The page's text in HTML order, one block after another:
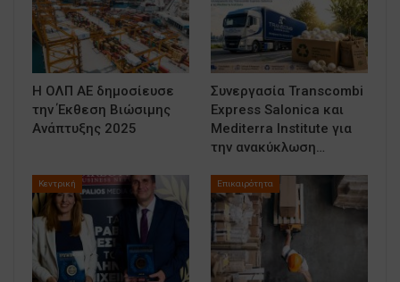
Η ΟΛΠ ΑΕ δημοσίευσε
την Έκθεση Βιώσιμης
Ανάπτυξης 2025
Συνεργασία Transcombi
Express Salonica και
Mediterra Institute για
την ανακύκλωση…
Κεντρική Επικαιρότητα